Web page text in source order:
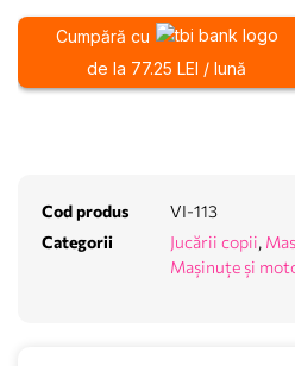
Cumpără cu
de la 77.25 LEI / lună
Cod produs
VI-113
Categorii
Jucării copii,
Mașinuțe și